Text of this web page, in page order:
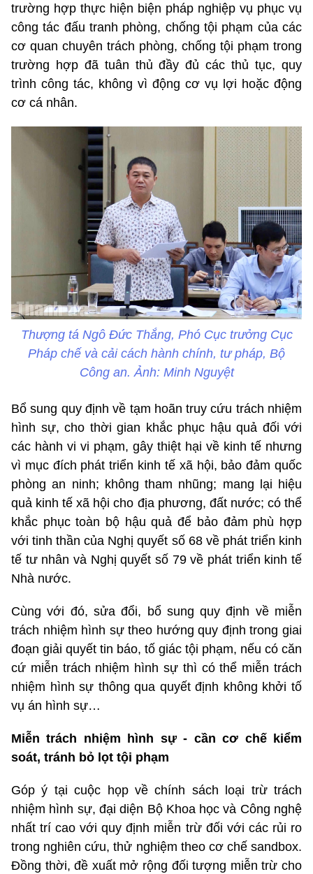
trường hợp thực hiện biện pháp nghiệp vụ phục vụ
công tác đấu tranh phòng, chống tội phạm của các
cơ quan chuyên trách phòng, chống tội phạm trong
trường hợp đã tuân thủ đầy đủ các thủ tục, quy
trình công tác, không vì động cơ vụ lợi hoặc động
cơ cá nhân.
Thượng tá Ngô Đức Thắng, Phó Cục trưởng Cục
Pháp chế và cải cách hành chính, tư pháp, Bộ
Công an. Ảnh: Minh Nguyệt
Bổ sung quy định về tạm hoãn truy cứu trách nhiệm
hình sự, cho thời gian khắc phục hậu quả đối với
các hành vi vi phạm, gây thiệt hại về kinh tế nhưng
vì mục đích phát triển kinh tế xã hội, bảo đảm quốc
phòng an ninh; không tham nhũng; mang lại hiệu
quả kinh tế xã hội cho địa phương, đất nước; có thể
khắc phục toàn bộ hậu quả để bảo đảm phù hợp
với tinh thần của Nghị quyết số 68 về phát triển kinh
tế tư nhân và Nghị quyết số 79 về phát triển kinh tế
Nhà nước.
Cùng với đó, sửa đổi, bổ sung quy định về miễn
trách nhiệm hình sự theo hướng quy định trong giai
đoạn giải quyết tin báo, tố giác tội phạm, nếu có căn
cứ miễn trách nhiệm hình sự thì có thể miễn trách
nhiệm hình sự thông qua quyết định không khởi tố
vụ án hình sự…
Miễn trách nhiệm hình sự - cần cơ chế kiểm
soát, tránh bỏ lọt tội phạm
Góp ý tại cuộc họp về chính sách loại trừ trách
nhiệm hình sự, đại diện Bộ Khoa học và Công nghệ
nhất trí cao với quy định miễn trừ đối với các rủi ro
trong nghiên cứu, thử nghiệm theo cơ chế sandbox.
Đồng thời, đề xuất mở rộng đối tượng miễn trừ cho